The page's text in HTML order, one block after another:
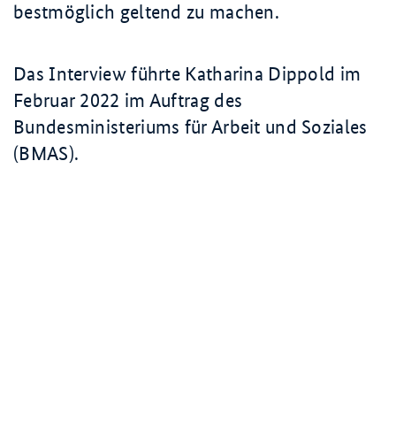
bestmöglich geltend zu machen.
Das Interview führte Katharina Dippold im
Februar 2022 im Auftrag des
Bundesministeriums für Arbeit und Soziales
(BMAS).